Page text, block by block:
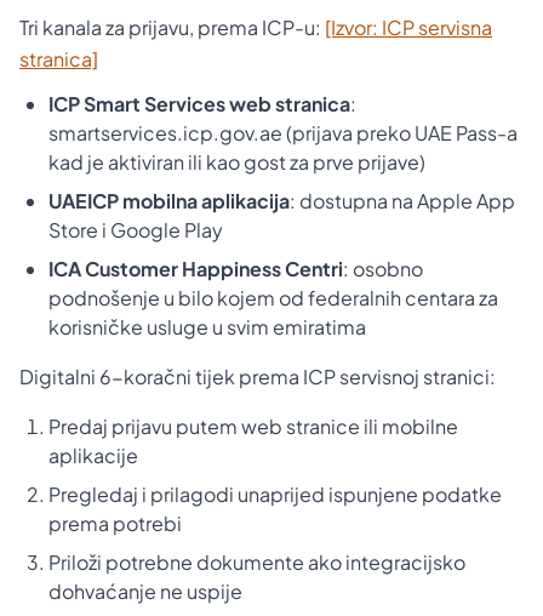
Tri kanala za prijavu, prema ICP-u: [Izvor: ICP servisna
stranica]
ICP Smart Services web stranica:
smartservices.icp.gov.ae (prijava preko UAE Pass-a
kad je aktiviran ili kao gost za prve prijave)
UAEICP mobilna aplikacija: dostupna na Apple App
Store i Google Play
ICA Customer Happiness Centri: osobno
podnošenje u bilo kojem od federalnih centara za
korisničke usluge u svim emiratima
Digitalni 6-koračni tijek prema ICP servisnoj stranici:
Predaj prijavu putem web stranice ili mobilne
aplikacije
Pregledaj i prilagodi unaprijed ispunjene podatke
prema potrebi
Priloži potrebne dokumente ako integracijsko
dohvaćanje ne uspije